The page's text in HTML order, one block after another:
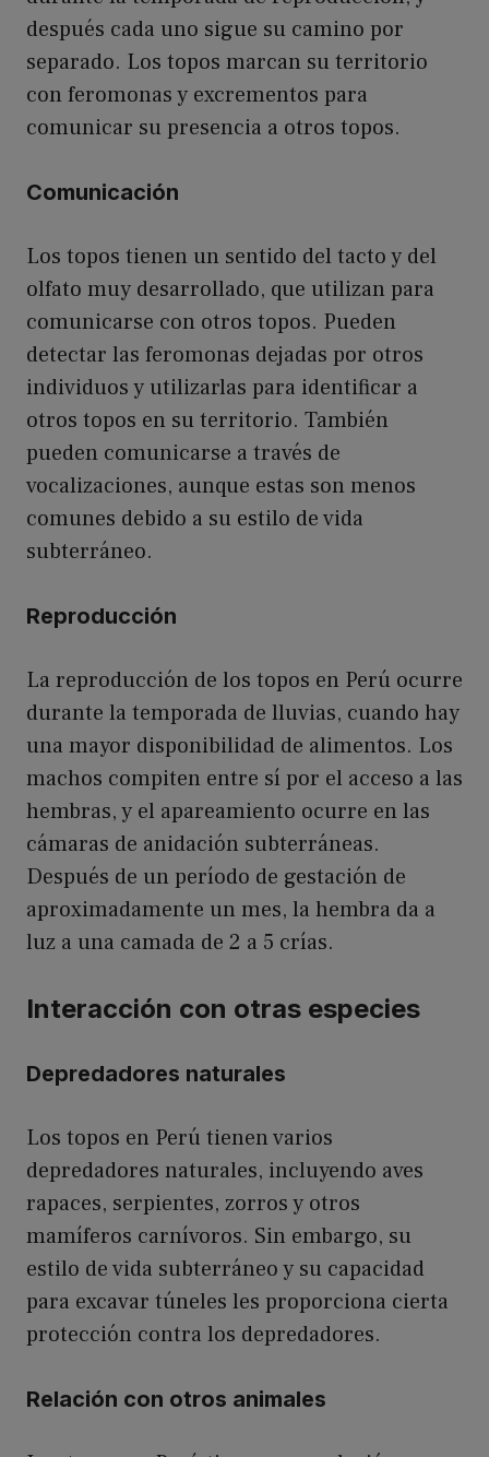
después cada uno sigue su camino por
separado. Los topos marcan su territorio
con feromonas y excrementos para
comunicar su presencia a otros topos.
Comunicación
Los topos tienen un sentido del tacto y del
olfato muy desarrollado, que utilizan para
comunicarse con otros topos. Pueden
detectar las feromonas dejadas por otros
individuos y utilizarlas para identificar a
otros topos en su territorio. También
pueden comunicarse a través de
vocalizaciones, aunque estas son menos
comunes debido a su estilo de vida
subterráneo.
Reproducción
La reproducción de los topos en Perú ocurre
durante la temporada de lluvias, cuando hay
una mayor disponibilidad de alimentos. Los
machos compiten entre sí por el acceso a las
hembras, y el apareamiento ocurre en las
cámaras de anidación subterráneas.
Después de un período de gestación de
aproximadamente un mes, la hembra da a
luz a una camada de 2 a 5 crías.
Interacción con otras especies
Depredadores naturales
Los topos en Perú tienen varios
depredadores naturales, incluyendo aves
rapaces, serpientes, zorros y otros
mamíferos carnívoros. Sin embargo, su
estilo de vida subterráneo y su capacidad
para excavar túneles les proporciona cierta
protección contra los depredadores.
Relación con otros animales